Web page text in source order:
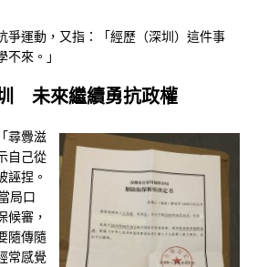
爭運動，又指：「經歷（深圳）這件事
來。」
未來繼續勇抗政權
尋釁滋
自己從
誣捏。
局口
候審，
隨傳隨
常感覺